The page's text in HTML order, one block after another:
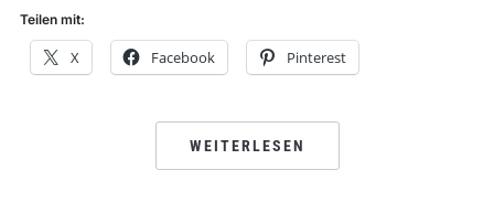
Teilen mit:
X Facebook Pinterest
WEITERLESEN